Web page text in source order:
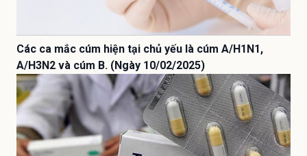
Các ca mắc cúm hiện tại chủ yếu là cúm A/H1N1,
A/H3N2 và cúm B. (Ngày 10/02/2025)